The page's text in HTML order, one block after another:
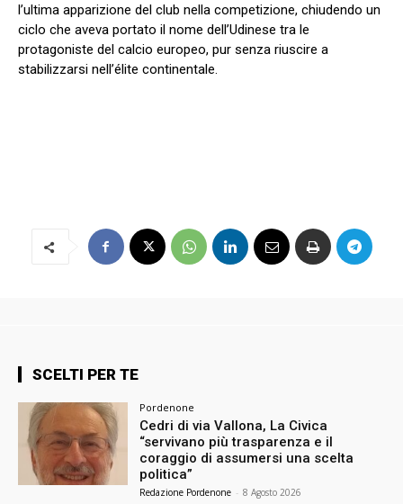
l’ultima apparizione del club nella competizione, chiudendo un
ciclo che aveva portato il nome dell’Udinese tra le
protagoniste del calcio europeo, pur senza riuscire a
stabilizzarsi nell’élite continentale.
SCELTI PER TE
Pordenone
Cedri di via Vallona, La Civica
“servivano più trasparenza e il
coraggio di assumersi una scelta
politica”
Redazione Pordenone - 8 Agosto 2026